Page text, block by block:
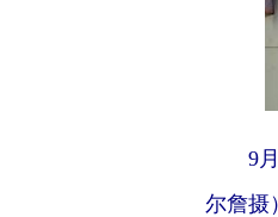
9
尔詹摄）